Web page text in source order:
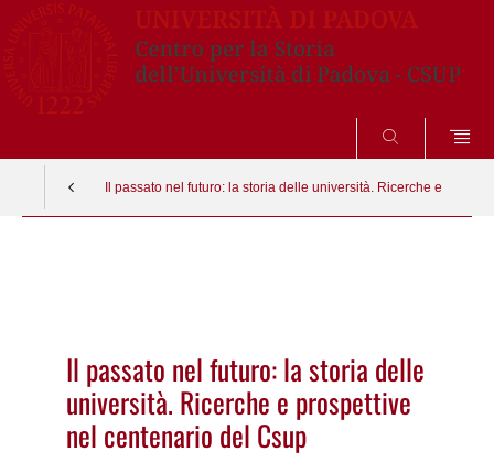
SEARCH
Il passato nel futuro: la storia delle università. Ricerche e
Il passato nel futuro: la storia delle
università. Ricerche e prospettive
nel centenario del Csup